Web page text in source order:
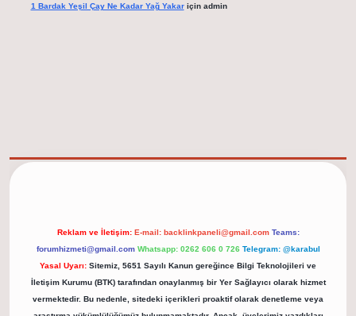
1 Bardak Yeşil Çay Ne Kadar Yağ Yakariçin admin
Reklam ve İletişim: E-mail: backlinkpaneli@gmail.com Teams:
forumhizmeti@gmail.com Whatsapp: 0262 606 0 726 Telegram: @karabul
Yasal Uyarı: Sitemiz, 5651 Sayılı Kanun gereğince Bilgi Teknolojileri ve
İletişim Kurumu (BTK) tarafından onaylanmış bir Yer Sağlayıcı olarak hizmet
vermektedir. Bu nedenle, sitedeki içerikleri proaktif olarak denetleme veya